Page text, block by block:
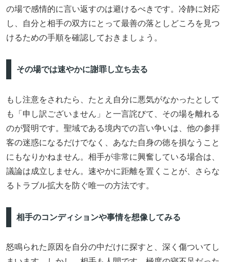
の場で感情的に言い返すのは避けるべきです。冷静に対応
し、自分と相手の双方にとって最善の落としどころを見つ
けるための手順を確認しておきましょう。
その場では速やかに謝罪し立ち去る
もし注意をされたら、たとえ自分に悪気がなかったとして
も「申し訳ございません」と一言詫びて、その場を離れる
のが賢明です。聖域である境内での言い争いは、他の参拝
客の迷惑になるだけでなく、あなた自身の徳を損なうこと
にもなりかねません。相手が非常に興奮している場合は、
議論は成立しません。速やかに距離を置くことが、さらな
るトラブル拡大を防ぐ唯一の方法です。
相手のコンディションや事情を想像してみる
怒鳴られた原因を自分の中だけに探すと、深く傷ついてし